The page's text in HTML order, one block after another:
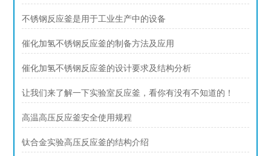
不锈钢反应釜是用于工业生产中的设备
催化加氢不锈钢反应釜的制备方法及应用
催化加氢不锈钢反应釜的设计要求及结构分析
让我们来了解一下实验室反应釜，看你有没有不知道的！
高温高压反应釜安全使用规程
钛合金实验高压反应釜的结构介绍